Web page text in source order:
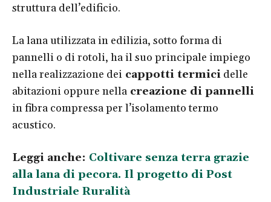
struttura dell’edificio.
La lana utilizzata in edilizia, sotto forma di
pannelli o di rotoli, ha il suo principale impiego
nella realizzazione dei cappotti termici delle
abitazioni oppure nella creazione di pannelli
in fibra compressa per l’isolamento termo
acustico.
Leggi anche: Coltivare senza terra grazie
alla lana di pecora. Il progetto di Post
Industriale Ruralità